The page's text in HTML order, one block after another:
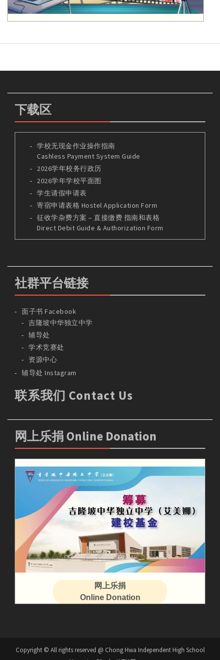
下载区
学校无现金作业操作指南
Cashless Payment System Guide
2026学年校务行政历
2026学年学校平面图
学生请假申请表
寄宿申请表格 Hostel Application Form
征收学杂费方案 – 直接缴费 指南和表格
Direct Debit Guide & Authorization Form
社群平台链接
面子书 Facebook
吉隆坡中华独立中学
辅导处
学术竞赛处
资源中心
辅导处 Instagram
联系我们 Contact Us
网上乐捐 Online Donation
网上乐捐
Online Donation
Copyright © All rights reserved @ Chong Hwa Independent High School